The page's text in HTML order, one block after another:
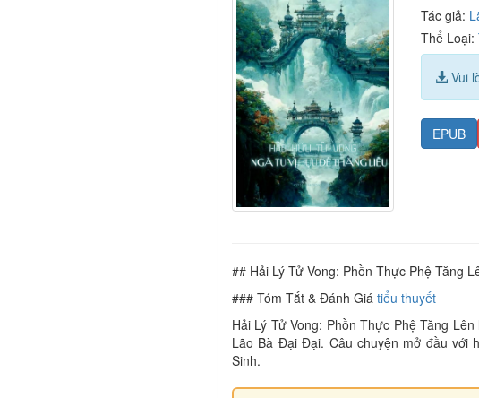
Tác giả:
Thể Loại:
Vui
EPUB
## Hải Lý Tử Vong: Phồn Thực Phệ Tăng
### Tóm Tắt & Đánh Giá tiểu thuyết
Hải Lý Tử Vong: Phồn Thực Phệ Tăng
Lão Bà Đại Đại. Câu chuyện mở đầu với
Sinh.